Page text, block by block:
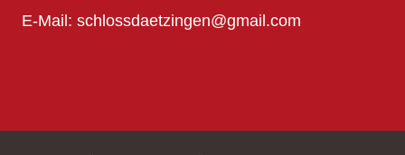
E-Mail: schlossdaetzingen@gmail.com